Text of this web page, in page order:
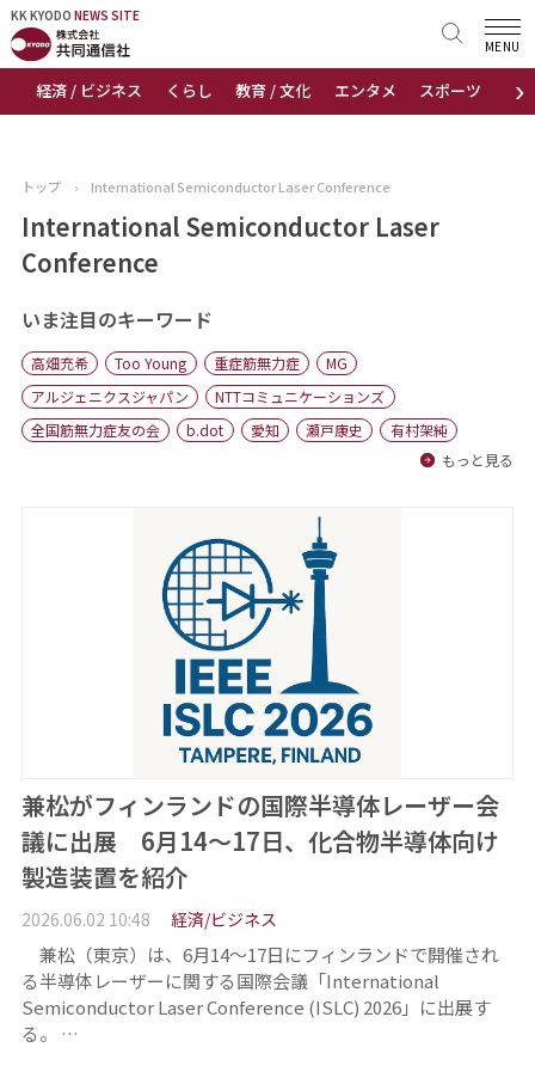
KK KYODO NEWS SITE
›
経済 / ビジネス くらし 教育 / 文化 エンタメ スポーツ 地域
MENU
KK KYODONEWS SITE
トップページ
ニュース
おすすめコンテンツ
会社概要
トップ › International Semiconductor Laser Conference
International Semiconductor Laser
Conference
いま注目のキーワード
高畑充希 Too Young 重症筋無力症
MG
アルジェニクスジャパン
NTTコミュニケーションズ
全国筋無力症友の会
b.dot 愛知 瀬戸康史
有村架純
もっと見る
兼松がフィンランドの国際半導体レーザー会
議に出展 6月14～17日、化合物半導体向け
製造装置を紹介
2026.06.02 10:48 経済/ビジネス
兼松（東京）は、6月14～17日にフィンランドで開催され
る半導体レーザーに関する国際会議「International
Semiconductor Laser Conference (ISLC) 2026」に出展す
る。 …